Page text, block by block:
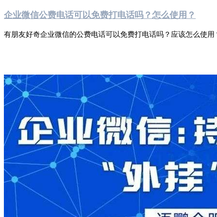
企业微信公费电话可以免费打电话吗？怎么使用？
有朋友好奇企业微信的公费电话可以免费打电话吗？应该怎么使